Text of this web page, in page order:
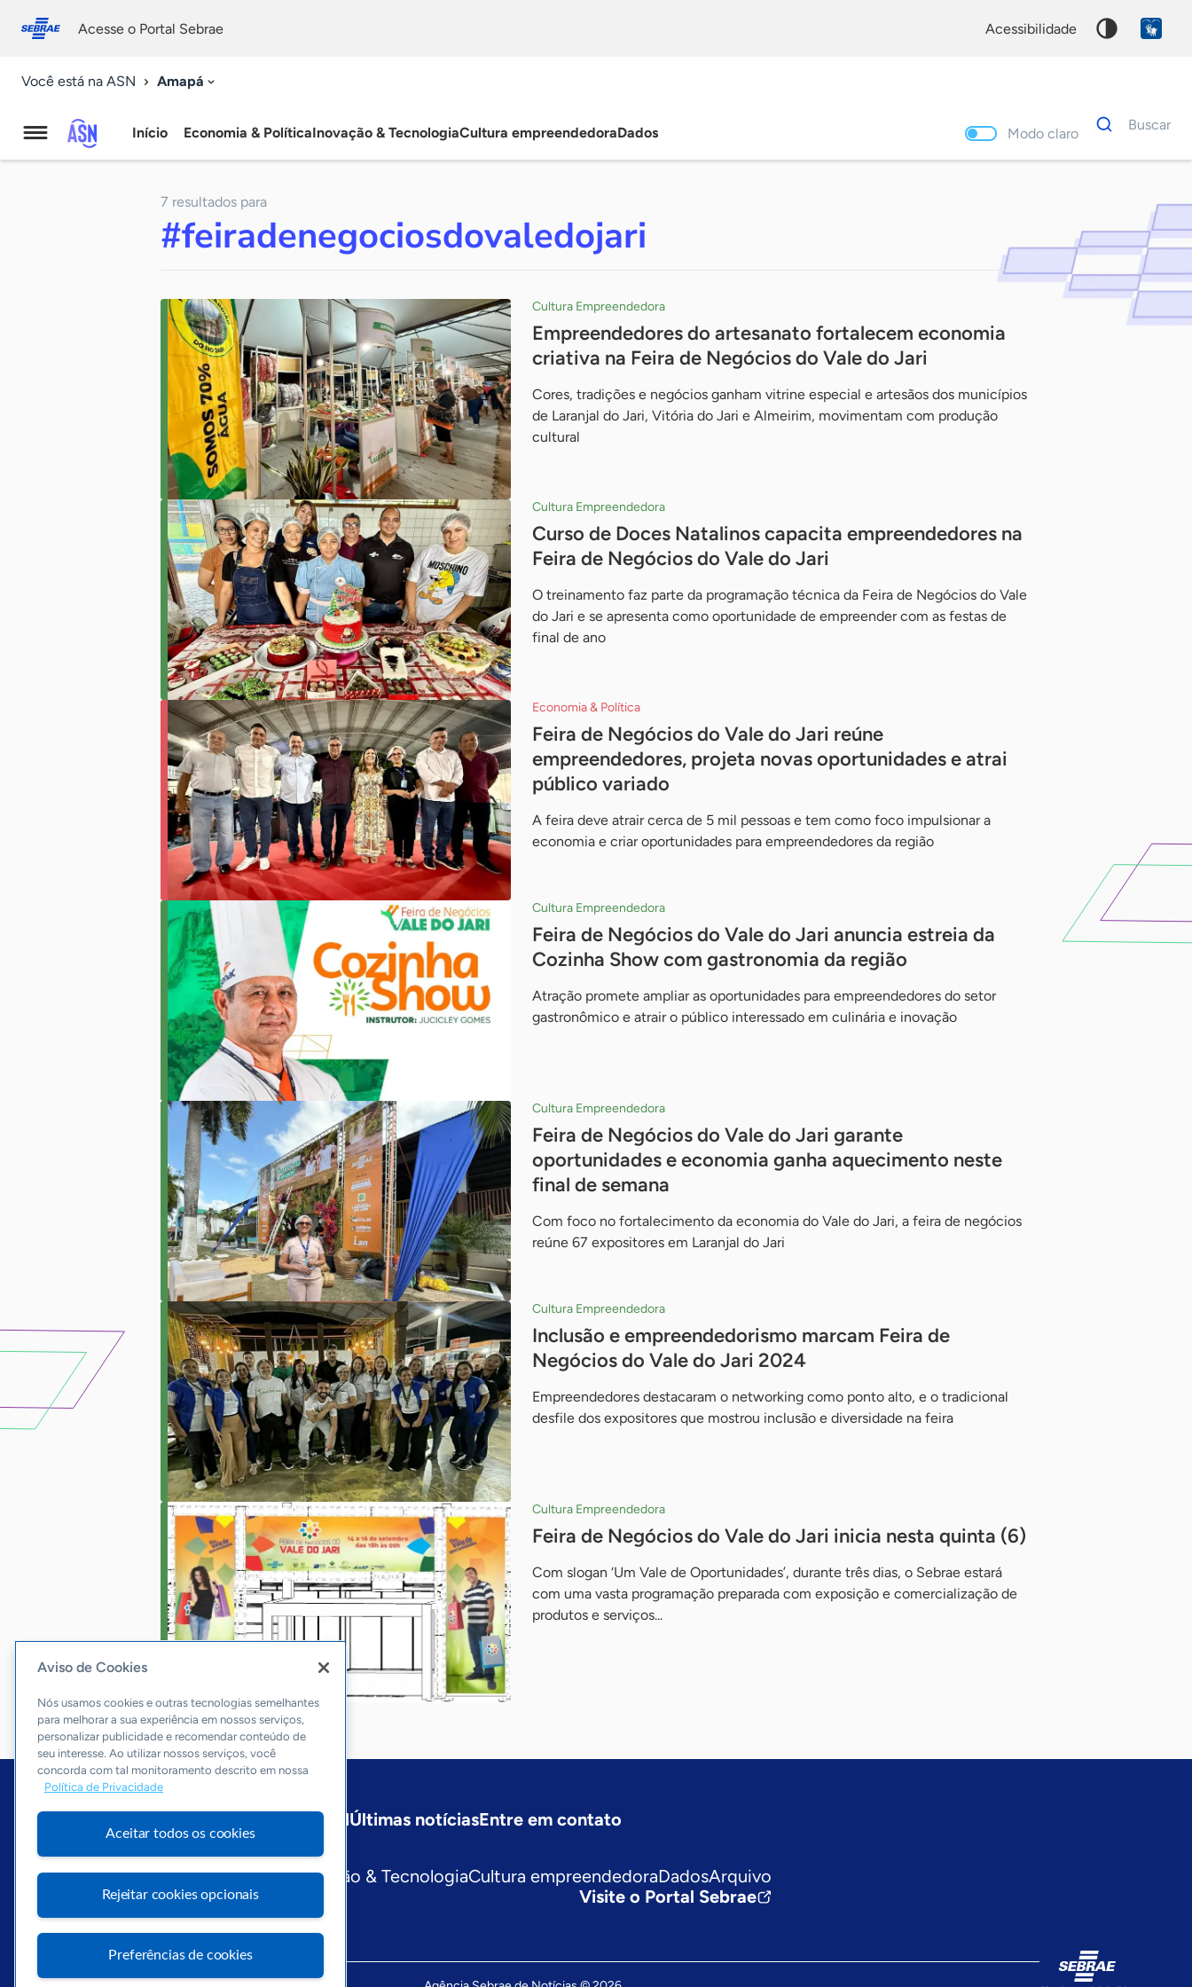
conosco
Acesse o Portal Sebrae acessibilidade
Você está na ASN Amapá
Agência
Notícias
Início Economia & PolíticaInovação & TecnologiaCultura empreendedoraDados Modo claro
Dados
para
Buscar
7 resultados para
#feiradenegociosdovaledojari
Cultura Empreendedora
Empreendedores do artesanato fortalecem economia
criativa na Feira de Negócios do Vale do Jari
Cores, tradições e negócios ganham vitrine especial e artesãos dos municípios
de Laranjal do Jari, Vitória do Jari e Almeirim, movimentam com produção
cultural
Cultura Empreendedora
Curso de Doces Natalinos capacita empreendedores na
Feira de Negócios do Vale do Jari
O treinamento faz parte da programação técnica da Feira de Negócios do Vale
do Jari e se apresenta como oportunidade de empreender com as festas de
final de ano
Economia & Política
Feira de Negócios do Vale do Jari reúne
empreendedores, projeta novas oportunidades e atrai
público variado
A feira deve atrair cerca de 5 mil pessoas e tem como foco impulsionar a
economia e criar oportunidades para empreendedores da região
Cultura Empreendedora
Feira de Negócios do Vale do Jari anuncia estreia da
Cozinha Show com gastronomia da região
Atração promete ampliar as oportunidades para empreendedores do setor
gastronômico e atrair o público interessado em culinária e inovação
Cultura Empreendedora
Feira de Negócios do Vale do Jari garante
oportunidades e economia ganha aquecimento neste
final de semana
Com foco no fortalecimento da economia do Vale do Jari, a feira de negócios
reúne 67 expositores em Laranjal do Jari
Cultura Empreendedora
Inclusão e empreendedorismo marcam Feira de
Negócios do Vale do Jari 2024
Empreendedores destacaram o networking como ponto alto, e o tradicional
desfile dos expositores que mostrou inclusão e diversidade na feira
Cultura Empreendedora
Feira de Negócios do Vale do Jari inicia nesta quinta (6)
Com slogan ‘Um Vale de Oportunidades’, durante três dias, o Sebrae estará
com uma vasta programação preparada com exposição e comercialização de
produtos e serviços...
Sobre a ASNÚltimas notíciasEntre em contato
Editorias
Economia & PolíticaInovação & TecnologiaCultura empreendedoraDadosArquivo
Visite o Portal Sebrae
Aviso de Cookies
Nós usamos cookies e outras tecnologias semelhantes
para melhorar a sua experiência em nossos serviços,
personalizar publicidade e recomendar conteúdo de
seu interesse. Ao utilizar nossos serviços, você
concorda com tal monitoramento descrito em nossa
Política de Privacidade
Aceitar todos os cookies
Rejeitar cookies opcionais
Preferências de cookies